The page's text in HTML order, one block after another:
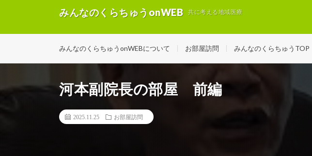
みんなのくらちゅうonWEB 共に考える地域医療
みんなのくらちゅうonWEBについて お部屋訪問 みんなのくらちゅうTOP
河本副院長の部屋 前編
2025.11.25 お部屋訪問